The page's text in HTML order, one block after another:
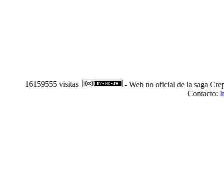
16159555 visitas
- Web no oficial de la saga
Contacto: